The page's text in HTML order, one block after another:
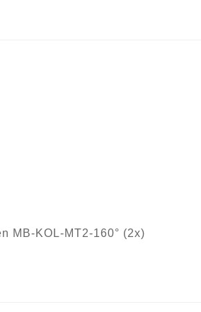
MB-KOL-MT2-160° (2x)